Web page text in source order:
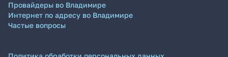
Провайдеры во Владимире
Интернет по адресу во Владимире
Частые вопросы